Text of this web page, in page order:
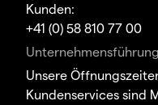
Kunden:
+41 (0) 58 810 77 00
Unternehmensführung
Unsere
Kundenservices sind